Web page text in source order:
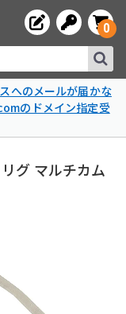
0
へのメールが届かな
のドメイン指定受
グ マルチカム